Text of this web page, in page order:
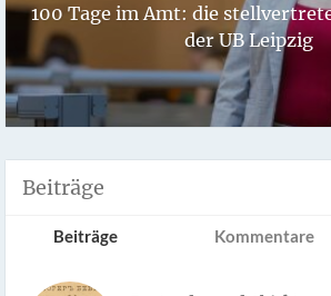
100 Tage im Amt: die
der UB Leipzig
Beiträge
Beiträge Kommentare